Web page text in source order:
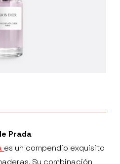
Prada
es un compendio exquisito